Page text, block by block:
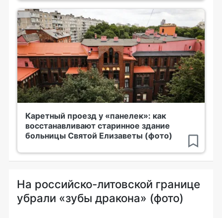
Каретный проезд у «панелек»: как
восстанавливают старинное здание
больницы Святой Елизаветы (фото)
На российско-литовской границе
убрали «зубы дракона» (фото)